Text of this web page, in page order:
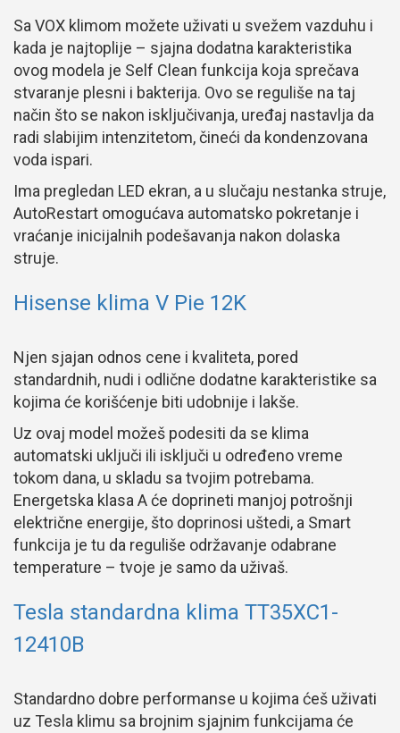
Sa VOX klimom možete uživati u svežem vazduhu i
kada je najtoplije – sjajna dodatna karakteristika
ovog modela je Self Clean funkcija koja sprečava
stvaranje plesni i bakterija. Ovo se reguliše na taj
način što se nakon isključivanja, uređaj nastavlja da
radi slabijim intenzitetom, čineći da kondenzovana
voda ispari.
Ima pregledan LED ekran, a u slučaju nestanka struje,
AutoRestart omogućava automatsko pokretanje i
vraćanje inicijalnih podešavanja nakon dolaska
struje.
Hisense klima V Pie 12K
Njen sjajan odnos cene i kvaliteta, pored
standardnih, nudi i odlične dodatne karakteristike sa
kojima će korišćenje biti udobnije i lakše.
Uz ovaj model možeš podesiti da se klima
automatski uključi ili isključi u određeno vreme
tokom dana, u skladu sa tvojim potrebama.
Energetska klasa A će doprineti manjoj potrošnji
električne energije, što doprinosi uštedi, a Smart
funkcija je tu da reguliše održavanje odabrane
temperature – tvoje je samo da uživaš.
Tesla standardna klima TT35XC1-
12410B
Standardno dobre performanse u kojima ćeš uživati
uz Tesla klimu sa brojnim sjajnim funkcijama će